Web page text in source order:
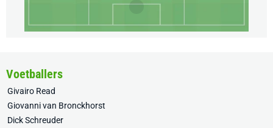
Voetballers
Givairo Read
Giovanni van Bronckhorst
Dick Schreuder